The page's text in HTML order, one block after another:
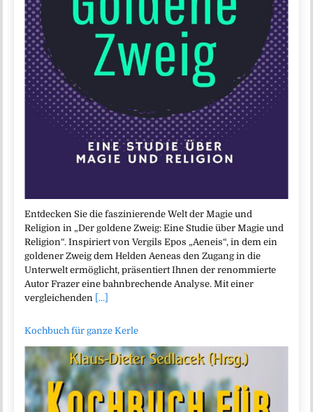
Entdecken Sie die faszinierende Welt der Magie und
Religion in „Der goldene Zweig: Eine Studie über Magie und
Religion“. Inspiriert von Vergils Epos „Aeneis“, in dem ein
goldener Zweig dem Helden Aeneas den Zugang in die
Unterwelt ermöglicht, präsentiert Ihnen der renommierte
Autor Frazer eine bahnbrechende Analyse. Mit einer
vergleichenden [...]
Kochbuch für ganze Kerle